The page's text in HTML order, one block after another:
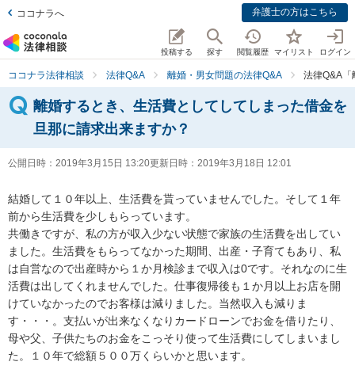
ココナラへ 弁護士の方はこちら
投稿する 探す 閲覧履歴 マイリスト ログイン
ココナラ法律相談 法律Q&A 離婚・男女問題の法律Q&A 法律Q&A
離婚するとき、生活費としてしてしまった借金を
旦那に請求出来ますか？
公開日時： 2019年3月15日 13:20更新日時： 2019年3月18日 12:01
結婚して１０年以上、生活費を貰っていませんでした。そして１年
前から生活費を少しもらっています。
共働きですが、私の方が収入少ない状態で家族の生活費を出してい
ました。生活費をもらってなかった期間、出産・子育てもあり、私
は自営なので出産時から１か月検診まで収入は0です。それなのに生
活費は出してくれませんでした。仕事復帰後も１か月以上お店を開
けていなかったのでお客様は減りました。当然収入も減りま
す・・・。支払いが出来なくなりカードローンでお金を借りたり、
母や父、子供たちのお金をこっそり使って生活費にしてしまいまし
た。１０年で総額５００万くらいかと思います。